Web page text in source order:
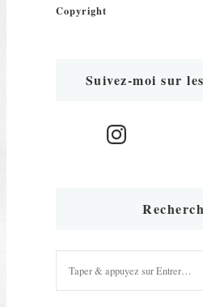
Copyright
Suivez-moi sur
Instagram